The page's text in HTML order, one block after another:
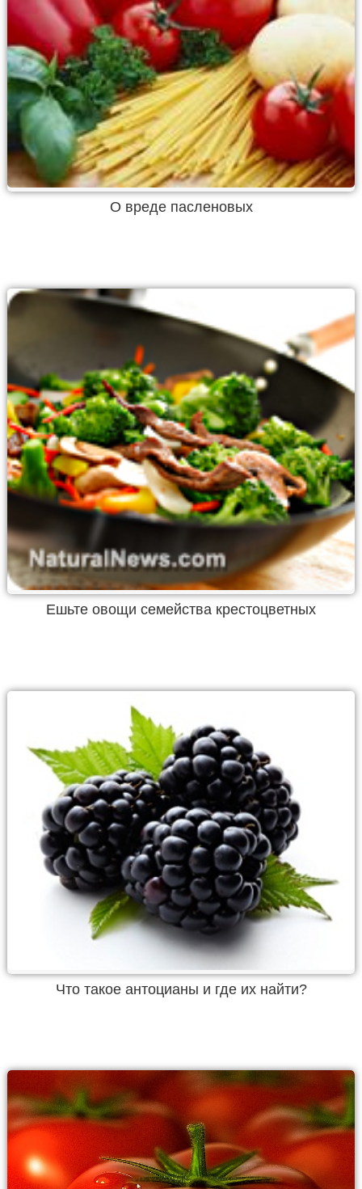
О вреде пасленовых
Ешьте овощи семейства крестоцветных
Что такое антоцианы и где их найти?